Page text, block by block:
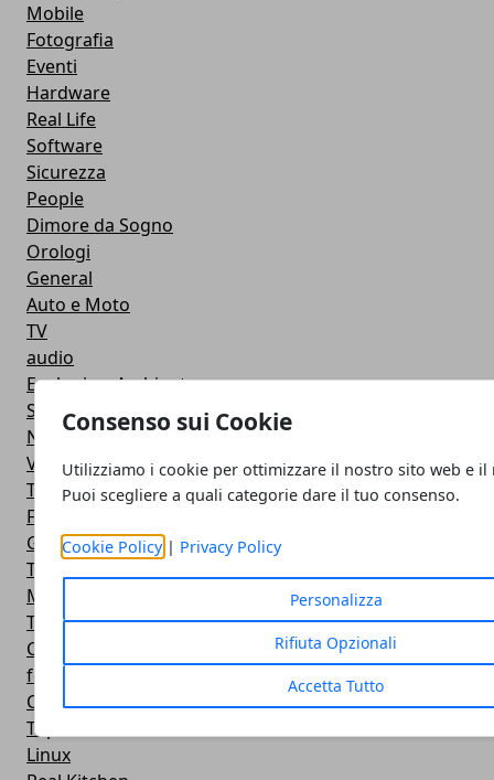
Consenso sui Cookie
Utilizziamo i cookie per ottimizzare il nostro sito web e il
Puoi scegliere a quali categorie dare il tuo consenso.
Cookie Policy| Privacy Policy
Personalizza
Rifiuta Opzionali
Accetta Tutto
Mobile
Fotografia
Eventi
Hardware
Real Life
Software
Sicurezza
People
Dimore da Sogno
Orologi
General
Auto e Moto
TV
audio
Ecologia e Ambiente
Smart Baby
Notebook
Videogame
The Server Side
Facebook
Google
Trasporti
Microsoft
Twitter
Cucina
featured
Cinema e Fumetti
Top Ten
Linux